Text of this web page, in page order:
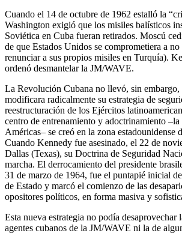
Cuando el 14 de octubre de 1962 estalló la
Washington exigió que los misiles balísticos
Soviética en Cuba fueran retirados. Moscú
de que Estados Unidos se comprometiera a
renunciar a sus propios misiles en Turquía).
ordenó desmantelar la JM/WAVE.
La Revolución Cubana no llevó, sin embargo,
modificara radicalmente su estrategia de
reestructuración de los Ejércitos
centro de entrenamiento y adoctrinamiento –la
Américas– se creó en la zona estadounidense
Cuando Kennedy fue asesinado, el 22 de
Dallas (Texas), su Doctrina de Seguridad
marcha. El derrocamiento del presidente
31 de marzo de 1964, fue el puntapié inicial
de Estado y marcó el comienzo de las
opositores políticos, en forma masiva y
Esta nueva estrategia no podía desaprovechar
agentes cubanos de la JM/WAVE ni la de